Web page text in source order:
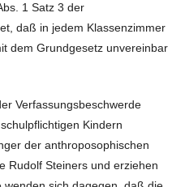
1 Satz 3 der
daß in jedem Klassenzimmer
dem Grundgesetz unvereinbar
Verfassungsbeschwerde
Kindern
der anthroposophischen
Rudolf Steiners und erziehen